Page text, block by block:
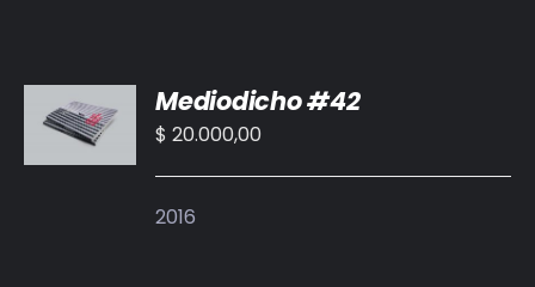
AL
CARRITO
/
Mediodicho #42
$ 20.000,00
2016